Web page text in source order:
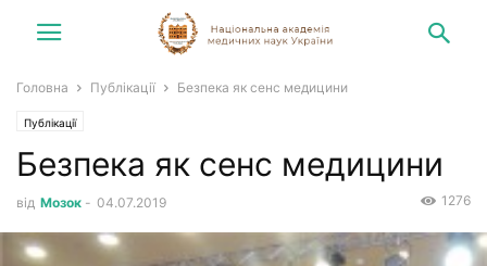
Головна Публікації Безпека як сенс медицини
Публікації
Безпека як сенс медицини
від Мозок - 04.07.2019 1276